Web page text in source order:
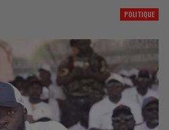
POLITIQUE